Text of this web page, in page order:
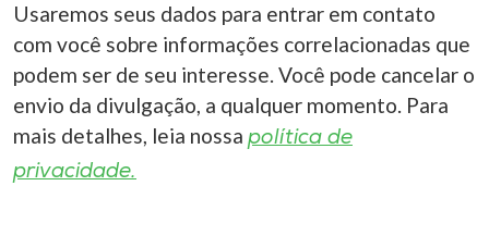
Usaremos seus dados para entrar em contato
com você sobre informações correlacionadas que
podem ser de seu interesse. Você pode cancelar o
envio da divulgação, a qualquer momento. Para
mais detalhes, leia nossa política de
privacidade.